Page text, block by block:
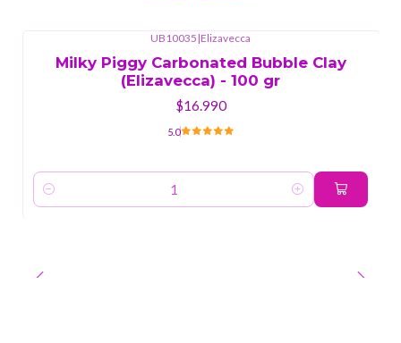
UB10035|Elizavecca
Milky Piggy Carbonated Bubble Clay
(Elizavecca) - 100 gr
$16.990
5.0
Cantidad